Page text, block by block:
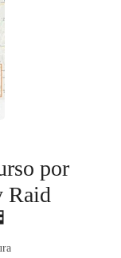
por
Raid